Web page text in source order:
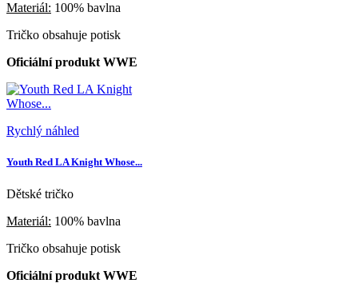
Materiál: 100% bavlna
Tričko obsahuje potisk
Oficiální produkt WWE
Rychlý náhled
Youth Red LA Knight Whose...
Dětské tričko
Materiál: 100% bavlna
Tričko obsahuje potisk
Oficiální produkt WWE